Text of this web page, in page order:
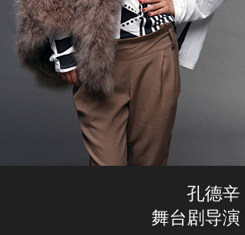
孔德辛
舞台剧导演